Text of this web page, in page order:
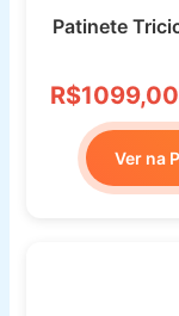
Patinete
R$1099,00
Ver na